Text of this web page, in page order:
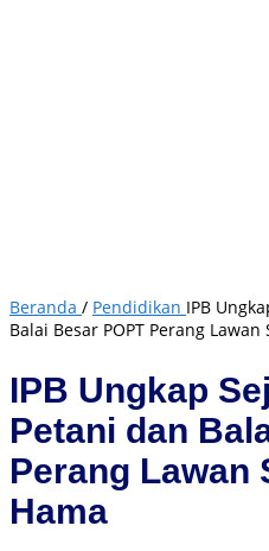
Beranda / Pendidikan IPB
Balai Besar POPT Perang
IPB Ungkap
Petani dan
Perang Lawan
Hama